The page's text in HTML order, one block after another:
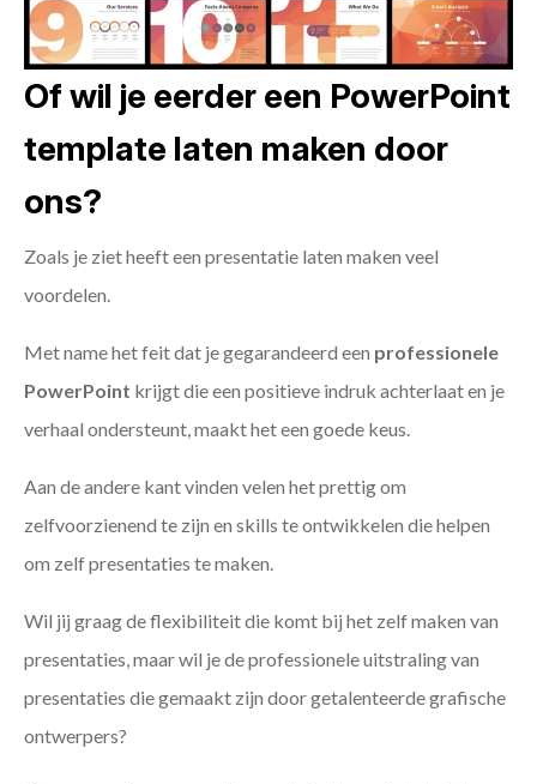
Of wil je eerder een PowerPoint
template laten maken door
ons?
Zoals je ziet heeft een presentatie laten maken veel
voordelen.
Met name het feit dat je gegarandeerd een professionele
PowerPoint krijgt die een positieve indruk achterlaat en je
verhaal ondersteunt, maakt het een goede keus.
Aan de andere kant vinden velen het prettig om
zelfvoorzienend te zijn en skills te ontwikkelen die helpen
om zelf presentaties te maken.
Wil jij graag de flexibiliteit die komt bij het zelf maken van
presentaties, maar wil je de professionele uitstraling van
presentaties die gemaakt zijn door getalenteerde grafische
ontwerpers?